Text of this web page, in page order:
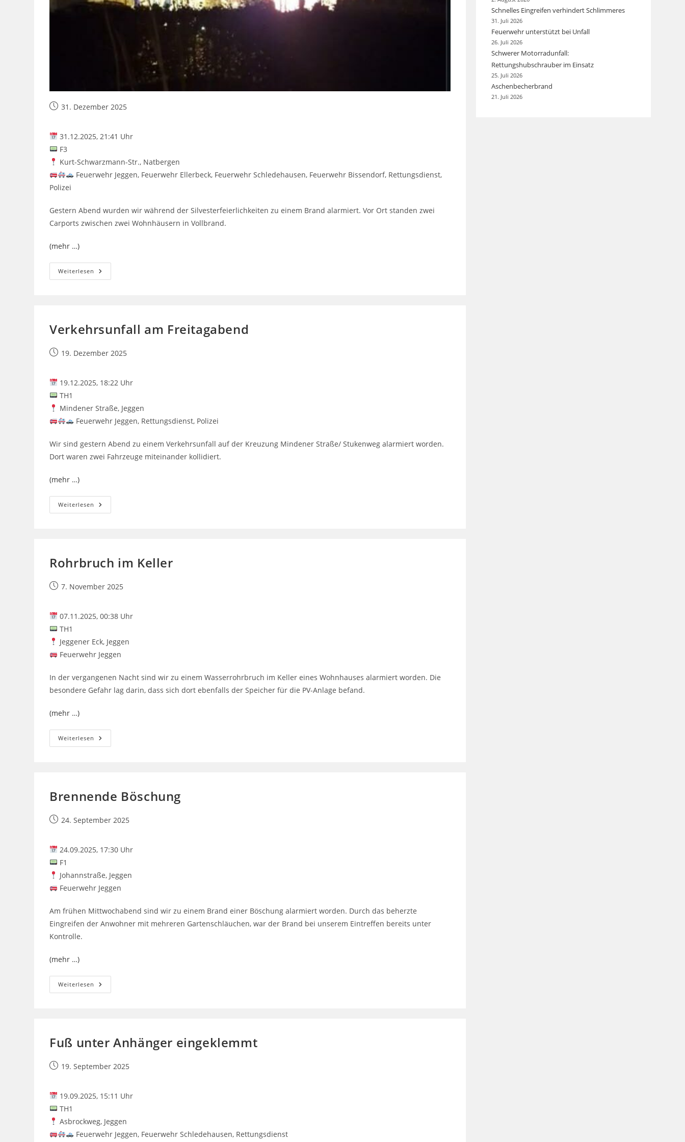
Beitrag31. Dezember 2025
31.12.2025, 21:41 Uhr
F3
Kurt-Schwarzmann-Str., Natbergen
Feuerwehr Jeggen, Feuerwehr Ellerbeck, Feuerwehr Schledehausen, Feuerwehr Bissendorf, Rettungsdienst,
Polizei
Gestern Abend wurden wir während der Silvesterfeierlichkeiten zu einem Brand alarmiert. Vor Ort standen zwei
Carports zwischen zwei Wohnhäusern in Vollbrand.
(mehr …)
Weiterlesen Carportbrand
Am
Verkehrsunfall am Freitagabend
Beitrag19. Dezember 2025
19.12.2025, 18:22 Uhr
TH1
Mindener Straße, Jeggen
Feuerwehr Jeggen, Rettungsdienst, Polizei
Wir sind gestern Abend zu einem Verkehrsunfall auf der Kreuzung Mindener Straße/ Stukenweg alarmiert worden.
Dort waren zwei Fahrzeuge miteinander kollidiert.
(mehr …)
Weiterlesen Verkehrsunfall
Am
Rohrbruch im Keller
Beitrag7. November 2025
07.11.2025, 00:38 Uhr
TH1
Jeggener Eck, Jeggen
Feuerwehr Jeggen
In der vergangenen Nacht sind wir zu einem Wasserrohrbruch im Keller eines Wohnhauses alarmiert worden. Die
besondere Gefahr lag darin, dass sich dort ebenfalls der Speicher für die PV-Anlage befand.
(mehr …)
Weiterlesen Rohrbruch
Im
Brennende Böschung
Beitrag24. September 2025
24.09.2025, 17:30 Uhr
F1
Johannstraße, Jeggen
Feuerwehr Jeggen
Am frühen Mittwochabend sind wir zu einem Brand einer Böschung alarmiert worden. Durch das beherzte
Eingreifen der Anwohner mit mehreren Gartenschläuchen, war der Brand bei unserem Eintreffen bereits unter
Kontrolle.
(mehr …)
Weiterlesen Brennende
Böschung
Fuß unter Anhänger eingeklemmt
Beitrag19. September 2025
19.09.2025, 15:11 Uhr
TH1
Asbrockweg, Jeggen
Feuerwehr Jeggen, Feuerwehr Schledehausen, Rettungsdienst
Schnelles Eingreifen verhindert Schlimmeres
31. Juli 2026
Feuerwehr unterstützt bei Unfall
26. Juli 2026
Schwerer Motorradunfall:
Rettungshubschrauber im Einsatz
25. Juli 2026
Aschenbecherbrand
21. Juli 2026